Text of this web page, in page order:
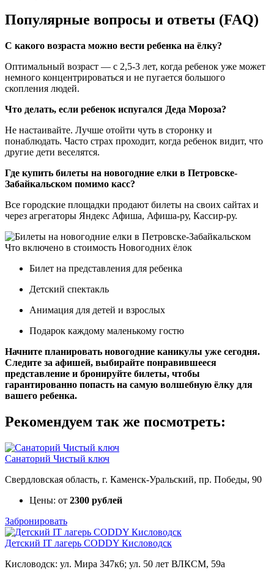
Популярные вопросы и ответы (FAQ)
С какого возраста можно вести ребенка на ёлку?
Оптимальный возраст — с 2,5-3 лет, когда ребенок уже может
немного концентрироваться и не пугается большого
скопления людей.
Что делать, если ребенок испугался Деда Мороза?
Не настаивайте. Лучше отойти чуть в сторонку и
понаблюдать. Часто страх проходит, когда ребенок видит, что
другие дети веселятся.
Где купить билеты на новогодние елки в Петровске-
Забайкальском помимо касс?
Все городские площадки продают билеты на своих сайтах и
через агрегаторы Яндекс Афиша, Афиша-ру, Кассир-ру.
Что включено в стоимость Новогодних ёлок
Билет на представления для ребенка
Детский спектакль
Анимация для детей и взрослых
Подарок каждому маленькому гостю
Начните планировать новогодние каникулы уже сегодня.
Следите за афишей, выбирайте понравившееся
представление и бронируйте билеты, чтобы
гарантированно попасть на самую волшебную ёлку для
вашего ребенка.
Рекомендуем так же посмотреть:
Санаторий Чистый ключ
Свердловская область, г. Каменск-Уральский, пр. Победы, 90
Цены: от 2300 рублей
Забронировать
Детский IT лагерь CODDY Кисловодск
Кисловодск: ул. Мира 347к6; ул. 50 лет ВЛКСМ, 59а